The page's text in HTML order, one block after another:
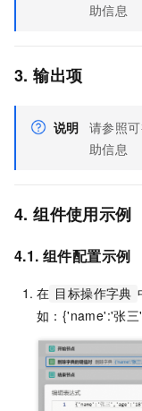
助信息
3. 输出项
说明 请参照
助信息
4. 组件使用示例
4.1. 组件配置示例
在 目标操作字典
如：{'name':'张